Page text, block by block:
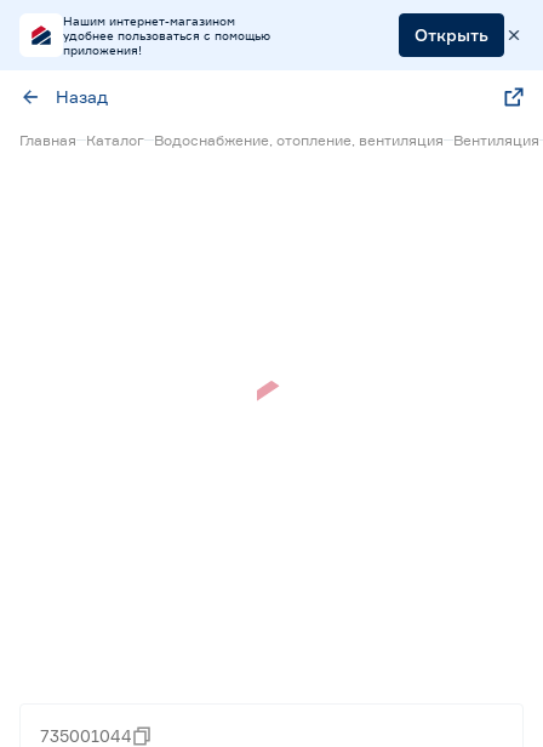
Нашим интернет-магазином
удобнее пользоваться с помощью
приложения!
Открыть
Назад
Главная Каталог Водоснабжение, отопление, вентиляция Вентиляция
735001044